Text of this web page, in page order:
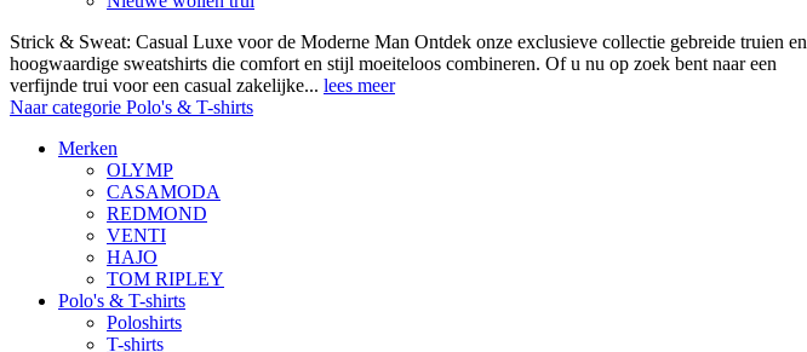
Strick & Sweat: Casual Luxe voor de Moderne Man Ontdek onze exclusieve collectie gebreide truien en
hoogwaardige sweatshirts die comfort en stijl moeiteloos combineren. Of u nu op zoek bent naar een
verfijnde trui voor een casual zakelijke... lees meer
Naar categorie Polo's & T-shirts
Merken
OLYMP
CASAMODA
REDMOND
VENTI
HAJO
TOM RIPLEY
Polo's & T-shirts
Poloshirts
T-shirts